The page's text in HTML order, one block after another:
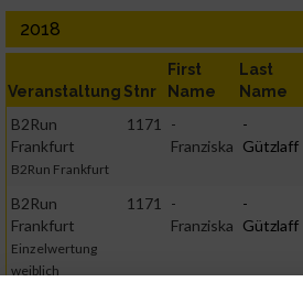
2018
Veranstaltung Stnr
First
Name
Last
Name
B2Run
Frankfurt
B2Run Frankfurt
1171
-
Franziska
-
Gützlaff
B2Run
Frankfurt
Einzelwertung
weiblich
1171
-
Franziska
-
Gützlaff